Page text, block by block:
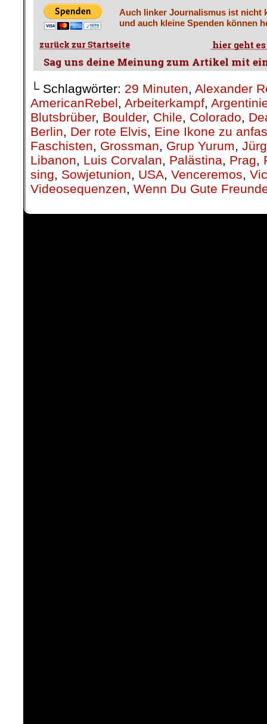
Auch linker Journalismus ist nicht
und auch kleine Spenden können
└ Schlagwörter: 29 Minuten, Alexander
AmericanRebel, Arbeiterkampf,
Blutsbrüber, Boulder, Chile, Colorado,
Berlin, Der rote Elvis, Eine Ikone zu
Faschisten, Grossman, Grup Yurum,
Libanon, Luis Corvalan, Palästina, Prag,
sing, Sowjetunion, USA, Venceremos,
Videosequenzen, Wenn Du Gute